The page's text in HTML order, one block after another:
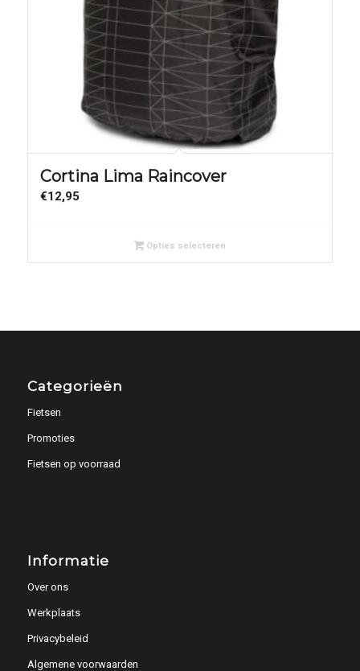
Cortina Lima Raincover
€12,95
Opties selecteren
Categorieën
Fietsen
Promoties
Fietsen op voorraad
Informatie
Over ons
Werkplaats
Privacybeleid
Algemene voorwaarden